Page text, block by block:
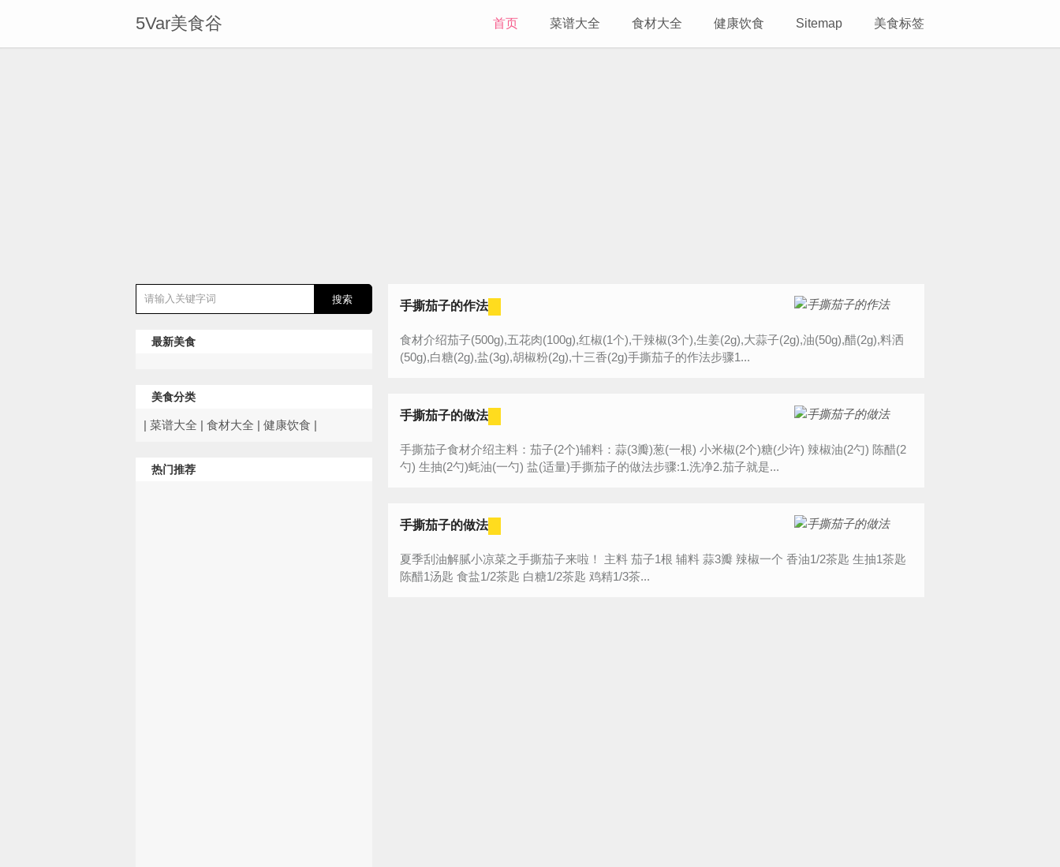
5Var美食谷 首页 菜谱大全 食材大全 健康饮食 Sitemap 美食标签
最新美食
美食分类
| 菜谱大全 | 食材大全 | 健康饮食 |
热门推荐
手撕茄子的作法
食材介绍茄子(500g),五花肉(100g),红椒(1个),干辣椒(3个),生姜(2g),大蒜子(2g),油(50g),醋(2g),料洒
(50g),白糖(2g),盐(3g),胡椒粉(2g),十三香(2g)手撕茄子的作法步骤1...
手撕茄子的做法
手撕茄子食材介绍主料：茄子(2个)辅料：蒜(3瓣)葱(一根) 小米椒(2个)糖(少许) 辣椒油(2勺) 陈醋(2
勺) 生抽(2勺)蚝油(一勺) 盐(适量)手撕茄子的做法步骤:1.洗净2.茄子就是...
手撕茄子的做法
夏季刮油解腻小凉菜之手撕茄子来啦！ 主料 茄子1根 辅料 蒜3瓣 辣椒一个 香油1/2茶匙 生抽1茶匙
陈醋1汤匙 食盐1/2茶匙 白糖1/2茶匙 鸡精1/3茶...